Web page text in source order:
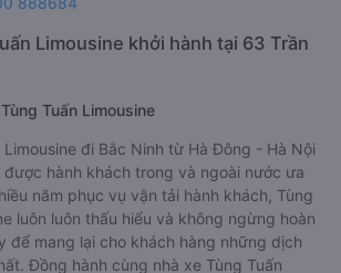
văn phòng nhà xe Duy Quang Bus:
vi-VN/xe-duy-quang-limousine
đặt mua vé xe Hà Đông - Hà Nội Bắc
Limousine khởi hành tại 63 Trần
Tùng Tuấn Limousine
Limousine đi Bắc Ninh từ Hà Đông - Hà Nội
hành khách trong và ngoài nước ưa